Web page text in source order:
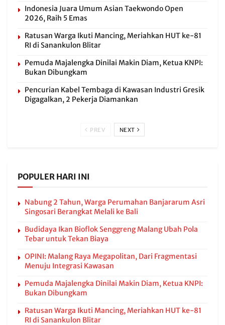
Indonesia Juara Umum Asian Taekwondo Open
2026, Raih 5 Emas
Ratusan Warga Ikuti Mancing, Meriahkan HUT ke-81
RI di Sanankulon Blitar
Pemuda Majalengka Dinilai Makin Diam, Ketua KNPI:
Bukan Dibungkam
Pencurian Kabel Tembaga di Kawasan Industri Gresik
Digagalkan, 2 Pekerja Diamankan
PREV NEXT
POPULER HARI INI
Nabung 2 Tahun, Warga Perumahan Banjararum Asri
Singosari Berangkat Melali ke Bali
Budidaya Ikan Bioflok Senggreng Malang Ubah Pola
Tebar untuk Tekan Biaya
OPINI: Malang Raya Megapolitan, Dari Fragmentasi
Menuju Integrasi Kawasan
Pemuda Majalengka Dinilai Makin Diam, Ketua KNPI:
Bukan Dibungkam
Ratusan Warga Ikuti Mancing, Meriahkan HUT ke-81
RI di Sanankulon Blitar